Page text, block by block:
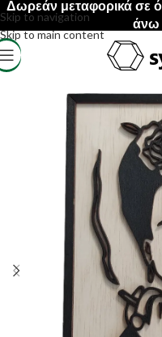
Skip to navigation
Skip to main content
Δωρεάν μεταφορικά σε
άνω
Αρχική σελίδα Κάδρα